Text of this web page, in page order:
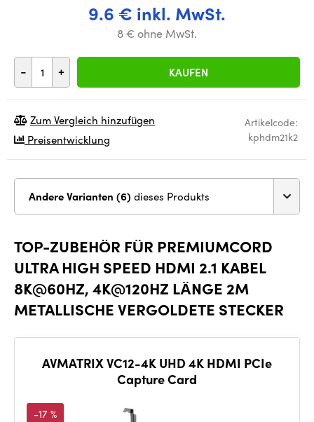
9.6 € inkl. MwSt.
8 € ohne MwSt.
- + KAUFEN
Artikelcode:
kphdm21k2
Zum Vergleich hinzufügen
Preisentwicklung
Andere Varianten (6) dieses Produkts
TOP-ZUBEHÖR FÜR PREMIUMCORD
ULTRA HIGH SPEED HDMI 2.1 KABEL
8K@60HZ, 4K@120HZ LÄNGE 2M
METALLISCHE VERGOLDETE STECKER
AVMATRIX VC12-4K UHD 4K HDMI PCIe
Capture Card
-17 %